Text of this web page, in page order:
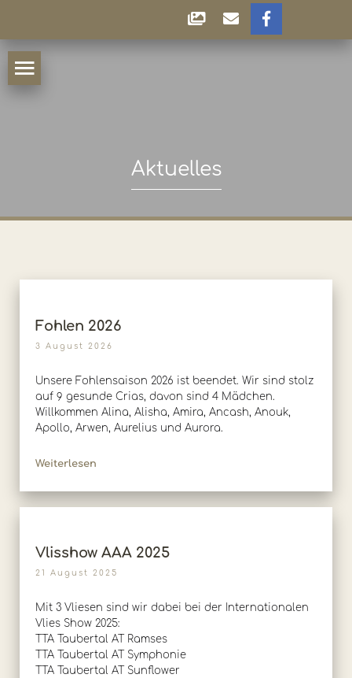
Aktuelles
Fohlen 2026
3 August 2026
Unsere Fohlensaison 2026 ist beendet. Wir sind stolz
auf 9 gesunde Crias, davon sind 4 Mädchen.
Willkommen Alina, Alisha, Amira, Ancash, Anouk,
Apollo, Arwen, Aurelius und Aurora.
Weiterlesen
Vlisshow AAA 2025
21 August 2025
Mit 3 Vliesen sind wir dabei bei der Internationalen
Vlies Show 2025:
TTA Taubertal AT Ramses
TTA Taubertal AT Symphonie
TTA Taubertal AT Sunflower